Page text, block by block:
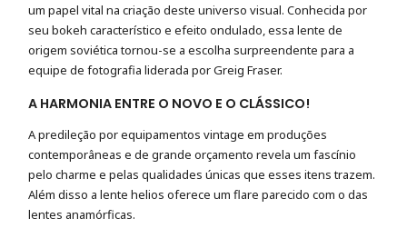
um papel vital na criação deste universo visual.Conhecida por
seu bokeh característico e efeito ondulado, essa lente de
origem soviéticatornou-se a escolha surpreendente para a
equipe de fotografia liderada por Greig Fraser.
A HARMONIA ENTRE O NOVO E O CLÁSSICO!
A predileção por equipamentosvintage em produções
contemporâneas e de grande orçamento revela um fascínio
pelo charme e pelas qualidades únicas que esses itens trazem.
Além disso a lente helios oferece um flare parecido com o das
lentes anamórficas.